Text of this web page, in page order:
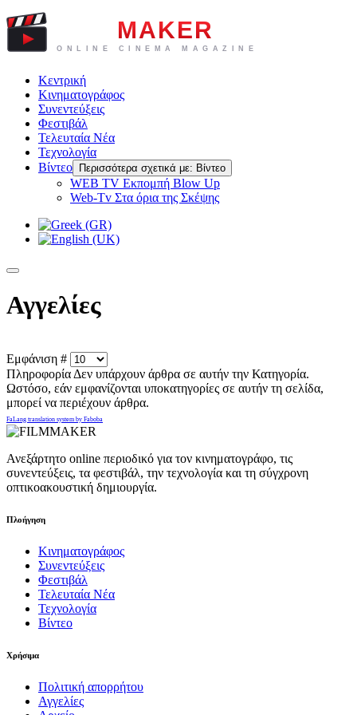
Κεντρική
Κινηματογράφος
Συνεντεύξεις
Φεστιβάλ
Τελευταία Νέα
Τεχνολογία
Βίντεο
Περισσότερα σχετικά με: Βίντεο
WEB TV Eκπομπή Blow Up
Web-Tv Στα όρια της Σκέψης
Αγγελίες
Εμφάνιση #
Πληροφορία Δεν υπάρχουν άρθρα σε αυτήν την Κατηγορία.
Ωστόσο, εάν εμφανίζονται υποκατηγορίες σε αυτήν τη σελίδα,
μπορεί να περιέχουν άρθρα.
FaLang translation system by Faboba
Ανεξάρτητο online περιοδικό για τον κινηματογράφο, τις
συνεντεύξεις, τα φεστιβάλ, την τεχνολογία και τη σύγχρονη
οπτικοακουστική δημιουργία.
Πλοήγηση
Κινηματογράφος
Συνεντεύξεις
Φεστιβάλ
Τελευταία Νέα
Τεχνολογία
Βίντεο
Χρήσιμα
Πολιτική απορρήτου
Αγγελίες